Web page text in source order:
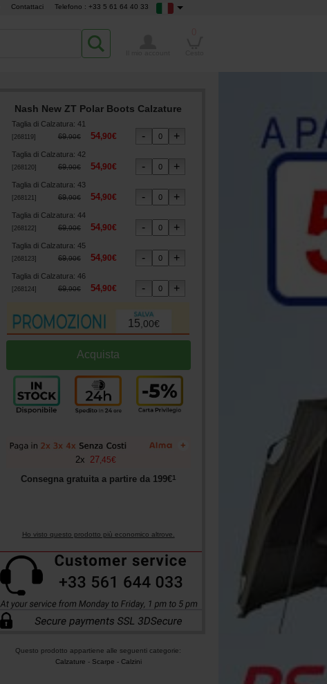
Contattaci Telefono : +33 5 61 64 40 33
Nash New ZT Polar Boots Calzature
Taglia di Calzatura: 41
268119] 69,90€ 54,90€
Taglia di Calzatura: 42
268120] 69,90€ 54,90€
Taglia di Calzatura: 43
268121 ] 69,90€ 54,90€
Taglia di Calzatura: 44
268122] 69,90€ 54,90€
Taglia di Calzatura: 45
268123 ] 69,90€ 54,90€
Taglia di Calzatura: 46
268124] 69,90€ 54,90€
15,00€
+
2x 27 ,45€
Consegna gratuita a partire da 199€1
Ho visto questo prodotto più economico altrove.
Questo prodotto appartiene alle seguenti categorie:
Calzature - Scarpe - Calzini